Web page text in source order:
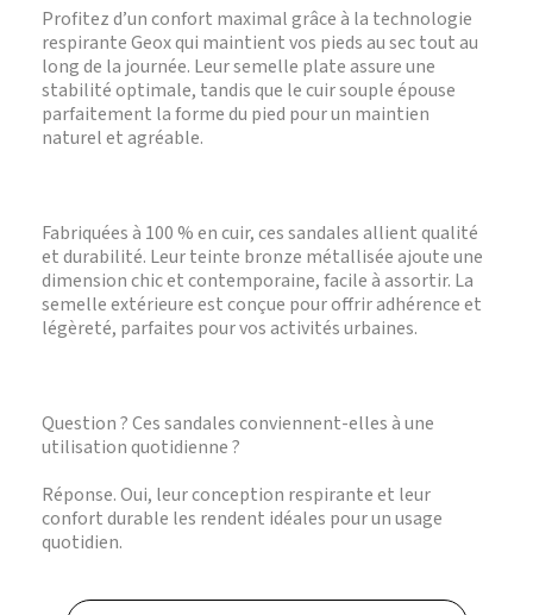
Profitez d’un confort maximal grâce à la technologie
respirante Geox qui maintient vos pieds au sec tout au
long de la journée. Leur semelle plate assure une
stabilité optimale, tandis que le cuir souple épouse
parfaitement la forme du pied pour un maintien
naturel et agréable.
Fabriquées à 100 % en cuir, ces sandales allient qualité
et durabilité. Leur teinte bronze métallisée ajoute une
dimension chic et contemporaine, facile à assortir. La
semelle extérieure est conçue pour offrir adhérence et
légèreté, parfaites pour vos activités urbaines.
Question ? Ces sandales conviennent-elles à une
utilisation quotidienne ?
Réponse. Oui, leur conception respirante et leur
confort durable les rendent idéales pour un usage
quotidien.